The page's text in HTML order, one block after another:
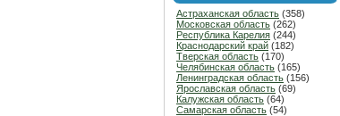
Астраханская область (358)
Московская область (262)
Республика Карелия (244)
Краснодарский край (182)
Тверская область (170)
Челябинская область (165)
Ленинградская область (156)
Ярославская область (69)
Калужская область (64)
Самарская область (54)